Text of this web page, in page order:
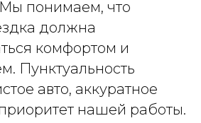
понимаем, что
должна
комфортом и
Пунктуальность
авто, аккуратное
нашей работы.